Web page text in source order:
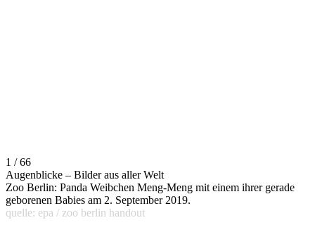
1 / 66
Augenblicke – Bilder aus aller Welt
Zoo Berlin: Panda Weibchen Meng-Meng mit einem ihrer gerade
geborenen Babies am 2. September 2019.
quelle: epa / zoo berlin handout